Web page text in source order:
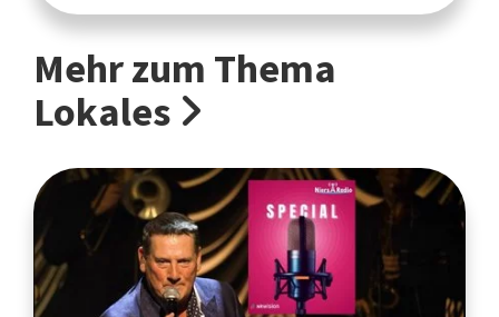
Mehr zum Thema
Lokales